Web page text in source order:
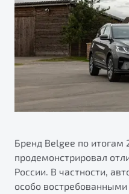
Яркий кроссовер
от 2 219 990 ₽*
Обзор В наличии
S50
Страхование
Расчет КАСКО
Belgee Линк
Belgee Клуб
Belgee Плюс
Реферальная программа
Клиентская поддержка
Бренд Belgee по итогам
продемонстрировал
России. В частности,
особо